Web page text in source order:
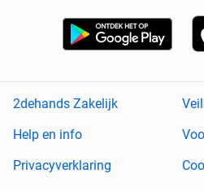
2dehands Zakelijk
Help en info
Privacyverklaring